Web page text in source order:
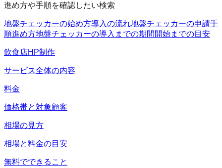
進め方や手順を確認したい検索
地盤チェッカーの始め方導入の流れ地盤チェッカーの申請手
順進め方地盤チェッカーの導入までの期間 開始までの目安
飲食店HP制作
サービス全体の内容
料金
価格帯と対象顧客
相場の見方
相場と料金の目安
無料でできること